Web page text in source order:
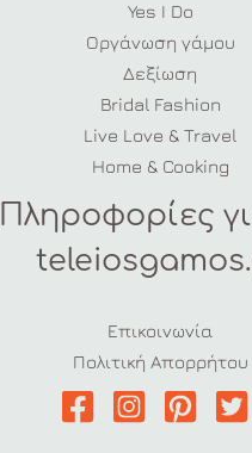
Yes I Do
Οργάνωση γάμου
Δεξίωση
Bridal Fashion
Live Love & Travel
Home & Cooking
Πληροφορίες
Επικοινωνία
Πολιτική Απορρήτου